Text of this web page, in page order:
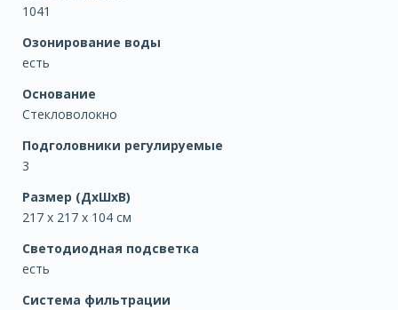
1041
Озонирование воды
есть
Основание
Стекловолокно
Подголовники регулируемые
3
Размер (ДхШхВ)
217 x 217 x 104 см
Светодиодная подсветка
есть
Система фильтрации